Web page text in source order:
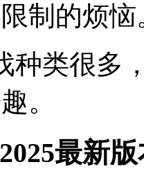
制的烦恼
种类很多
。
最新